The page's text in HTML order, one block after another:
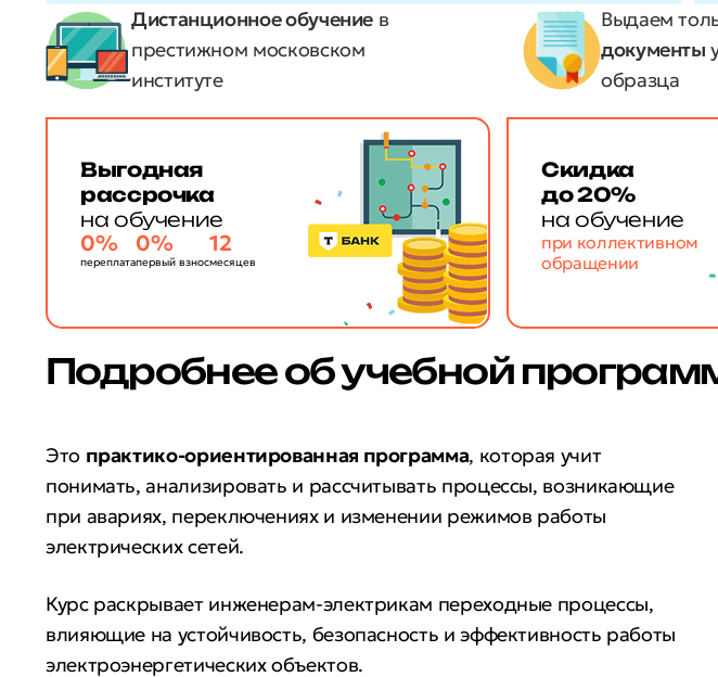
Дистанционное обучение в
престижном московском
институте
Выдаем
документы
образца
Выгодная
рассрочка
на обучение
0%
переплата
0%
первый взнос
12
месяцев
Скидка
до 20%
на обучение
при коллективном
обращении
Подробнее об учебной
Это практико-ориентированная программа, которая учит
понимать, анализировать и рассчитывать процессы, возникающие
при авариях, переключениях и изменении режимов работы
электрических сетей.
Курс раскрывает инженерам-электрикам переходные процессы,
влияющие на устойчивость, безопасность и эффективность работы
электроэнергетических объектов.